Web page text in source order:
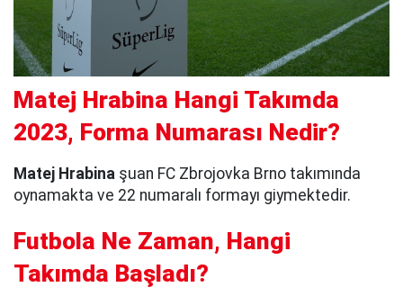
Matej Hrabina Hangi Takımda
2023, Forma Numarası Nedir?
Matej Hrabina şuan FC Zbrojovka Brno takımında
oynamakta ve 22 numaralı formayı giymektedir.
Futbola Ne Zaman, Hangi
Takımda Başladı?